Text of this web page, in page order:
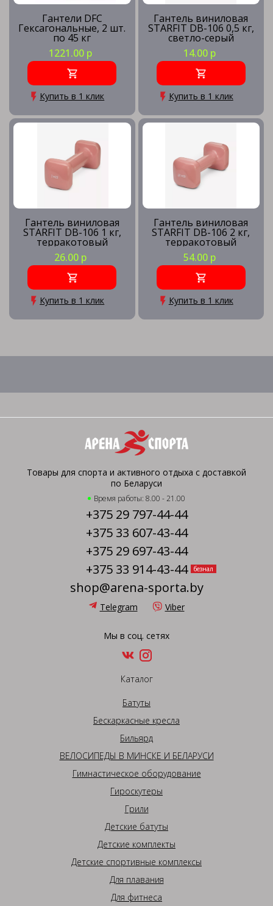
Гантели DFC
Гексагональные, 2 шт.
по 45 кг
1221.00 р
Купить в 1 клик
Гантель виниловая
STARFIT DB-106 0,5 кг,
светло-серый
14.00 р
Купить в 1 клик
Гантель виниловая
STARFIT DB-106 1 кг,
терракотовый
26.00 р
Купить в 1 клик
Гантель виниловая
STARFIT DB-106 2 кг,
терракотовый
54.00 р
Купить в 1 клик
Товары для спорта и активного отдыха с доставкой
по Беларуси
Время работы: 8.00 - 21.00
+375 29 797-44-44
+375 33 607-43-44
+375 29 697-43-44
+375 33 914-43-44
безнал
shop@arena-sporta.by
Telegram Viber
Мы в соц. сетях
Каталог
Батуты
Бескаркасные кресла
Бильярд
ВЕЛОСИПЕДЫ В МИНСКЕ И БЕЛАРУСИ
Гимнастическое оборудование
Гироскутеры
Грили
Детские батуты
Детские комплекты
Детские спортивные комплексы
Для плавания
Для фитнеса